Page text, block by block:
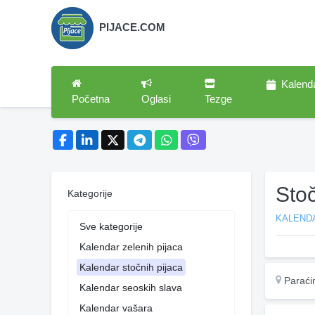
PIJACE.COM
Početna Oglasi Tezge
Kategorije
Sve kategorije
Kalendar zelenih pijaca
Kalendar stočnih pijaca
Kalendar seoskih slava
Kalendar vašara